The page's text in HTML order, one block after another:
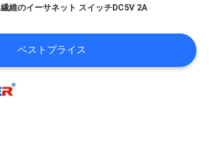
繊維のイーサネット スイッチDC5V 2A
ベストプライス